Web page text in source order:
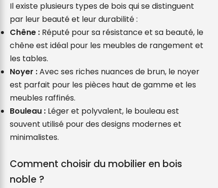
Il existe plusieurs types de bois qui se distinguent
par leur beauté et leur durabilité :
Chêne : Réputé pour sa résistance et sa beauté, le
chêne est idéal pour les meubles de rangement et
les tables.
Noyer : Avec ses riches nuances de brun, le noyer
est parfait pour les pièces haut de gamme et les
meubles raffinés.
Bouleau : Léger et polyvalent, le bouleau est
souvent utilisé pour des designs modernes et
minimalistes.
Comment choisir du mobilier en bois
noble ?